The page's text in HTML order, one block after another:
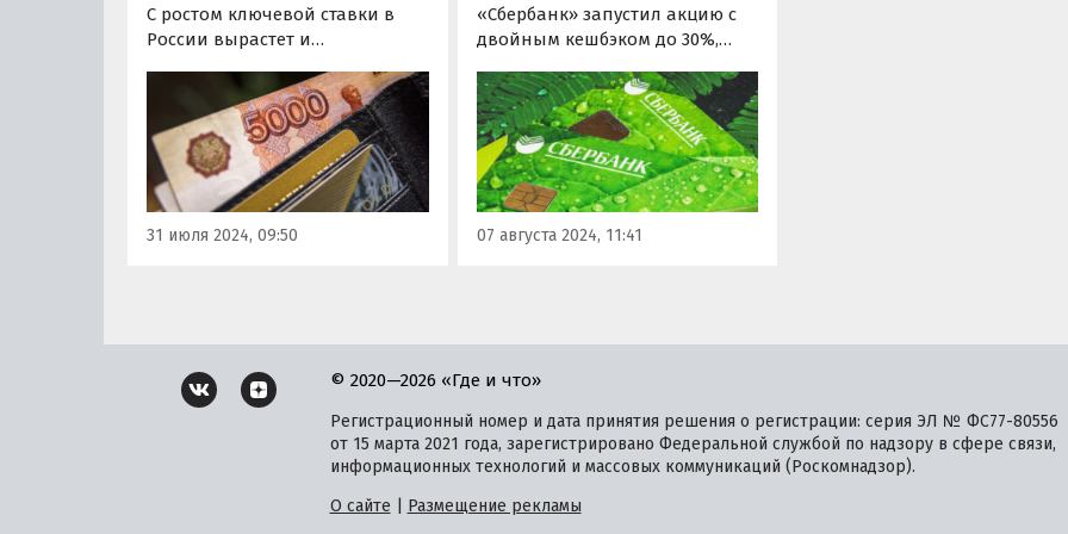
С ростом ключевой ставки в
России вырастет и
начисления налога с
процентов по депозитам. Если
при прежней ключевой ставке
налог начислялся на доходы от
вкладов свыше 160 тыс. рублей,
то теперь налогом будут
облагаться доходы в…
31 июля 2024, 09:50
«Сбербанк» запустил акцию с
двойным кешбэком до 30%,
и продлится до 10 сентября.
Согласно условиям
предложения, держатели карт
«Сбербанка» в течение этого
периода смогут получать за
ряд покупок сразу два…
07 августа 2024, 11:41
© 2020—2026 «Где и что»
Регистрационный номер и дата принятия решения о регистрации: серия ЭЛ № ФС77-80556
от 15 марта 2021 года, зарегистрировано Федеральной службой по надзору в сфере связи,
информационных технологий и массовых коммуникаций (Роскомнадзор).
О сайте
Размещение рекламы